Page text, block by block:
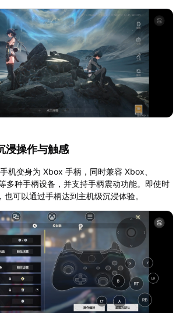
浸操作与触感
机变身为 Xbox 手柄，同时兼容 Xbox、
多种手柄设备，并支持手柄震动功能。即使时
可以通过手柄达到主机级沉浸体验。